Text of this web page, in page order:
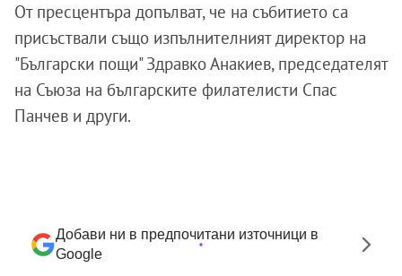
От пресцентъра допълват, че на събитието са
присъствали също изпълнителният директор на
"Български пощи" Здравко Анакиев, председателят
на Съюза на българските филателисти Спас
Панчев и други.
Добави ни в предпочитани източници в
Google